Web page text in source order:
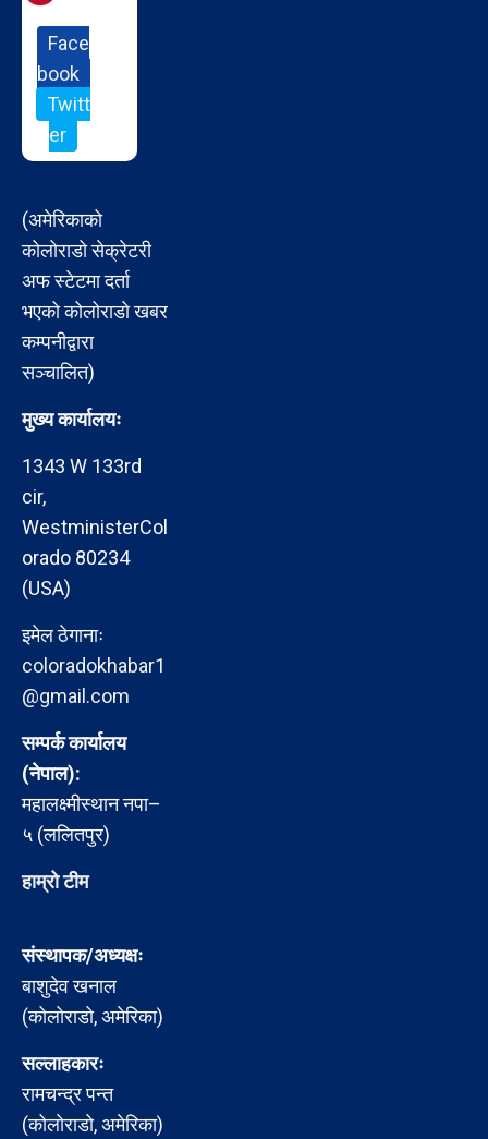
Face
book
Twitt
er
(अमेरिकाको
कोलोराडो सेक्रेटरी
अफ स्टेटमा दर्ता
भएको कोलोराडो खबर
कम्पनीद्वारा
सञ्चालित)
मुख्य कार्यालयः
1343 W 133rd
cir,
WestministerCol
orado 80234
(USA)
इमेल ठेगानाः
coloradokhabar1
@gmail.com
सम्पर्क कार्यालय
(नेपाल):
महालक्ष्मीस्थान नपा–
५ (ललितपुर)
हाम्रो टीम
संस्थापक/अध्यक्षः
बाशुदेव खनाल
(कोलोराडो, अमेरिका)
सल्लाहकारः
रामचन्द्र पन्त
(कोलोराडो, अमेरिका)